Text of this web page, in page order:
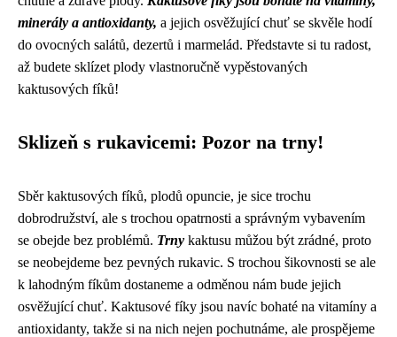
minerály a antioxidanty, a jejich osvěžující chuť se skvěle hodí
do ovocných salátů, dezertů i marmelád. Představte si tu radost,
až budete sklízet plody vlastnoručně vypěstovaných
kaktusových fíků!
Sklizeň s rukavicemi: Pozor na trny!
Sběr kaktusových fíků, plodů opuncie, je sice trochu
dobrodružství, ale s trochou opatrnosti a správným vybavením
se obejde bez problémů. Trny kaktusu můžou být zrádné, proto
se neobejdeme bez pevných rukavic. S trochou šikovnosti se ale
k lahodným fíkům dostaneme a odměnou nám bude jejich
osvěžující chuť. Kaktusové fíky jsou navíc bohaté na vitamíny a
antioxidanty, takže si na nich nejen pochutnáme, ale prospějeme